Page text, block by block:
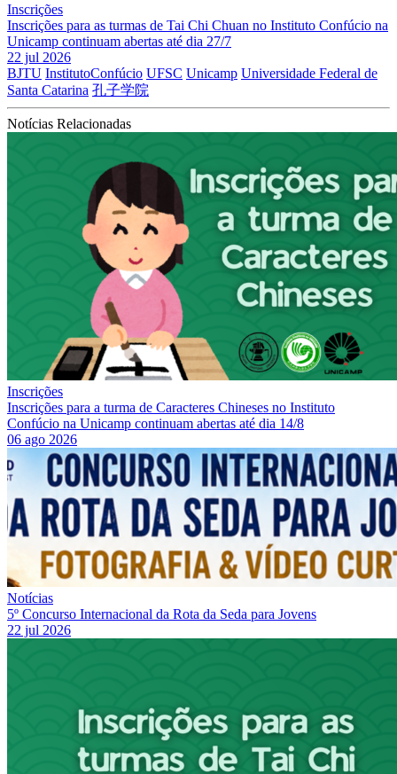
Inscrições
Inscrições para as turmas de Tai Chi Chuan no Instituto Confúcio na
Unicamp continuam abertas até dia 27/7
22 jul 2026
BJTU InstitutoConfúcio UFSC Unicamp Universidade Federal de
Santa Catarina 孔子学院
Notícias Relacionadas
Inscrições
Inscrições para a turma de Caracteres Chineses no Instituto
Confúcio na Unicamp continuam abertas até dia 14/8
06 ago 2026
Notícias
5º Concurso Internacional da Rota da Seda para Jovens
22 jul 2026